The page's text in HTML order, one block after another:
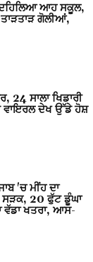
ਦਹਿਲਿਆ ਆਹ ਸਕੂਲ,
ਗੋਲੀਆਂ,
24 ਸਾਲਾ ਖਿਡਾਰੀ
ਵਾਇਰਲ ਦੇਖ ਉੱਡੇ ਹੋਸ਼
'ਚ ਮੀਂਹ ਦਾ
ਸੜਕ, 20 ਫੁੱਟ ਡੂੰਘਾ
ਵੱਡਾ ਖਤਰਾ, ਆਸ-